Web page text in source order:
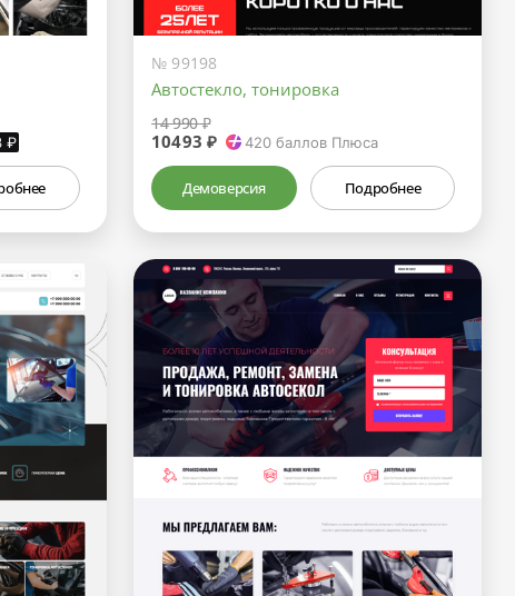
₽
№ 99198
Автостекло, тонировка
14 990 ₽
10493 ₽ 420 баллов Плюса
Демоверсия Подробнее